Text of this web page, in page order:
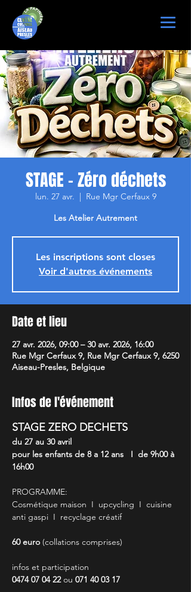
STAGE - Zéro déchets
lun. 27 avr.
  |
Rue Mgr Cerfaux 9
Les Atelier Autrement
Les inscriptions sont closes
Voir d'autres événements
Date et lieu
27 avr. 2026, 09:00 – 30 avr. 2026, 16:00
Rue Mgr Cerfaux 9, Rue Mgr Cerfaux 9, 6250
Aiseau-Presles, Belgique
Infos de l'événement
STAGE ZERO DECHETS
du 27 au 30 avril
pour les enfants de 8 a 12 ans   I  de 9h00 à
16h00
PROGRAMME:
Cosmétique maison  I  upcycling  I  cuisine
anti gaspi  I  recyclage créatif
60 euro (collations comprises)
infos et participation
0474 07 04 22 ou 071 40 03 17